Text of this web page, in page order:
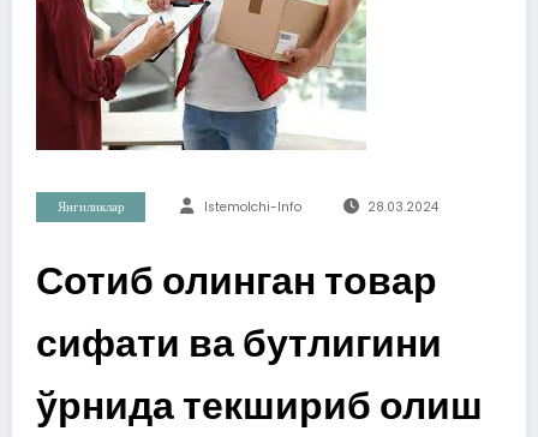
Янгиликлар Istemolchi-Info 28.03.2024
Сотиб олинган товар
сифати ва бутлигини
ўрнида текшириб олиш